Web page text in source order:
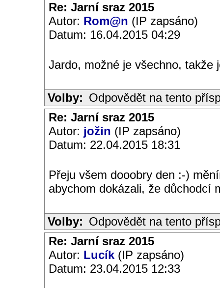
Re: Jarní sraz 2015
Autor: Rom@n (IP zapsáno)
Datum: 16.04.2015 04:29
Jardo, možné je všechno, takže
Volby: Odpovědět na tento
Re: Jarní sraz 2015
Autor: jožin (IP zapsáno)
Datum: 22.04.2015 18:31
Přeju všem dooobry den :-)
abychom dokázali, že důchodcí
Volby: Odpovědět na tento
Re: Jarní sraz 2015
Autor: Lucík (IP zapsáno)
Datum: 23.04.2015 12:33